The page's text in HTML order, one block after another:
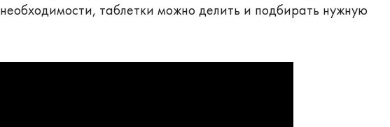
таблетки можно делить и подбирать нужную